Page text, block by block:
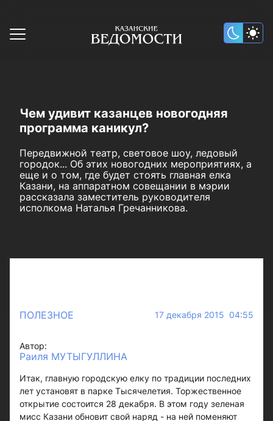
Чем удивит казанцев новогодняя
программа каникул?
Передвижной театр, световое шоу, ледовый
городок... Об этих новогодних мероприятиях, а
еще и о том, где будет стоять главная елка
Казани, на аппаратном совещании в мэрии
рассказала заместитель руководителя
исполкома Наталья Гречанникова.
ПОЛЕЗНОЕ 17 декабря 2015 04:55
Автор:
Раиля МУТЫГУЛЛИНА
Итак, главную городскую елку по традиции последних
лет установят в парке Тысячелетия. Торжественное
открытие состоится 28 декабря. В этом году зеленая
мисс Казани обновит свой наряд - на ней поменяют